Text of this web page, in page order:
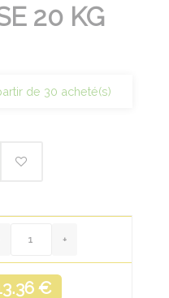
20 KG
de 30 acheté(s)
€